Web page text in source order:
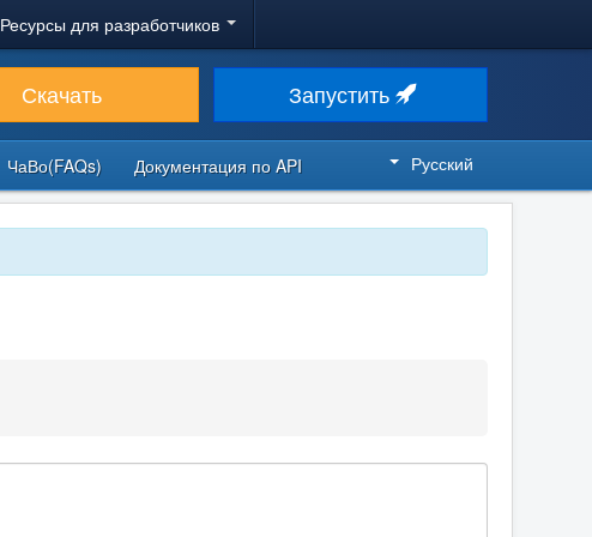
Ресурсы для разработчиков
Скачать Запустить
ЧаВо(FAQs) Документация по API Русский